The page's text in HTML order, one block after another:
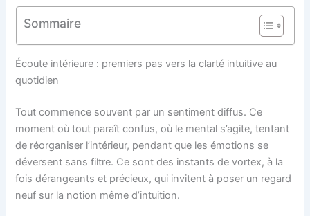
Sommaire
Écoute intérieure : premiers pas vers la clarté intuitive au
quotidien
Tout commence souvent par un sentiment diffus. Ce
moment où tout paraît confus, où le mental s’agite, tentant
de réorganiser l’intérieur, pendant que les émotions se
déversent sans filtre. Ce sont des instants de vortex, à la
fois dérangeants et précieux, qui invitent à poser un regard
neuf sur la notion même d’intuition.